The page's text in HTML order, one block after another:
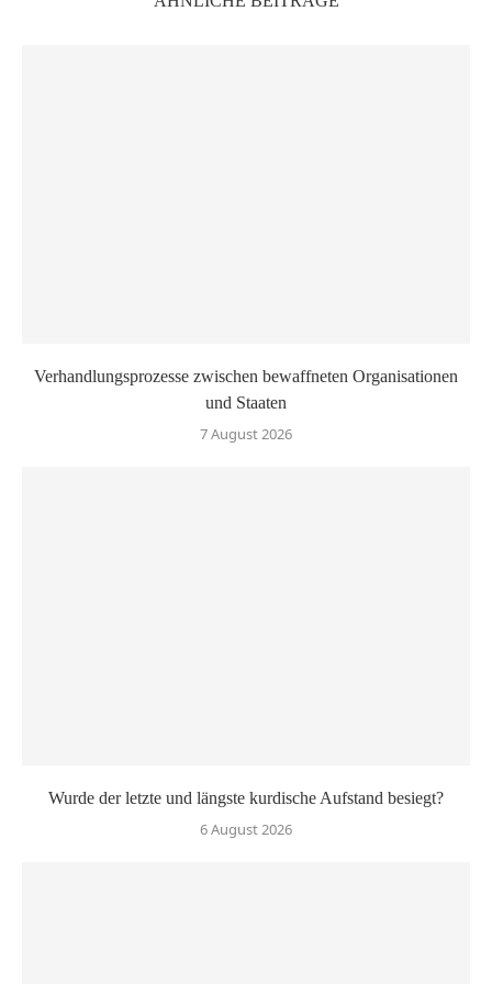
Verhandlungsprozesse zwischen bewaffneten Organisationen
und Staaten
7 August 2026
Wurde der letzte und längste kurdische Aufstand besiegt?
6 August 2026